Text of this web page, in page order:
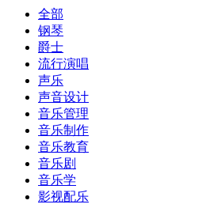
全部
钢琴
爵士
流行演唱
声乐
声音设计
音乐管理
音乐制作
音乐教育
音乐剧
音乐学
影视配乐